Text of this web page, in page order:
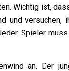
Wichtig ist,
und versuchen,
Spieler
an. Der